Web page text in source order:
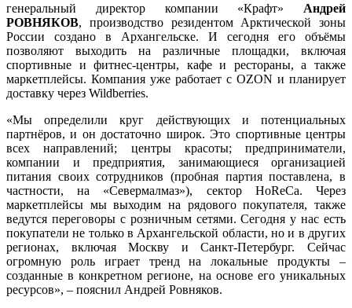
генеральный директор компании «Крафт» Андрей
РОВНЯКОВ, производство резидентом Арктической зоны
России создано в Архангельске. И сегодня его объёмы
позволяют выходить на различные площадки, включая
спортивные и фитнес-центры, кафе и рестораны, а также
маркетплейсы. Компания уже работает с OZON и планирует
доставку через Wildberries.
«Мы определили круг действующих и потенциальных
партнёров, и он достаточно широк. Это спортивные центры
всех направлений; центры красоты; предприниматели,
компании и предприятия, занимающиеся организацией
питания своих сотрудников (пробная партия поставлена, в
частности, на «Севермалмаз»), сектор HoReCa. Через
маркетплейсы мы выходим на рядового покупателя, также
ведутся переговоры с розничным сетями. Сегодня у нас есть
покупатели не только в Архангельской области, но и в других
регионах, включая Москву и Санкт-Петербург. Сейчас
огромную роль играет тренд на локальные продукты –
созданные в конкретном регионе, на основе его уникальных
ресурсов», – пояснил Андрей Ровняков.